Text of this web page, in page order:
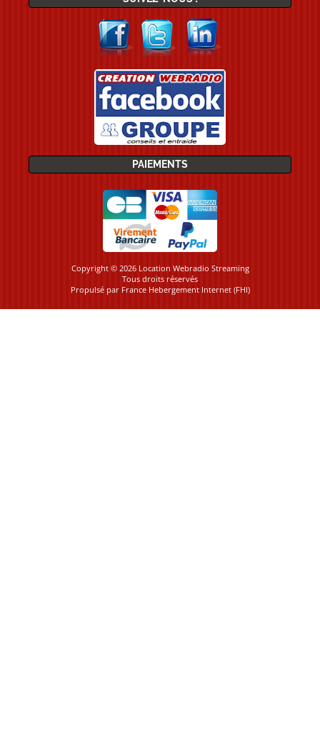
PAIEMENTS
Copyright © 2026 Location Webradio Streaming
Tous droits réservés
Propulsé par France Hebergement Internet (FHI)